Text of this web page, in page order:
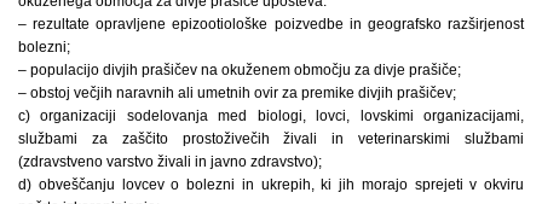
– rezultate opravljene epizootiološke poizvedbe in geografsko razširjenost
bolezni;
– populacijo divjih prašičev na okuženem območju za divje prašiče;
– obstoj večjih naravnih ali umetnih ovir za premike divjih prašičev;
c) organizaciji sodelovanja med biologi, lovci, lovskimi organizacijami,
službami za zaščito prostoživečih živali in veterinarskimi službami
(zdravstveno varstvo živali in javno zdravstvo);
d) obveščanju lovcev o bolezni in ukrepih, ki jih morajo sprejeti v okviru